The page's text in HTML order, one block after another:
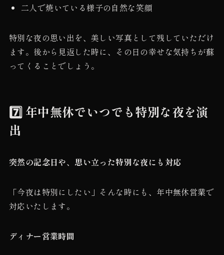
二人で焼いている様子の自然な笑顔
特別な夜の思い出を、美しい写真として残していただけ
ます。後から見返した時に、その日の幸せな気持ちが蘇
ってくることでしょう。
7️⃣ 年中無休でいつでも特別な夜を演
出
突然の記念日や、思い立った特別な夜にも対応
「今夜は特別にしたい」そんな時にも、年中無休営業で
対応いたします。
ディナー営業時間